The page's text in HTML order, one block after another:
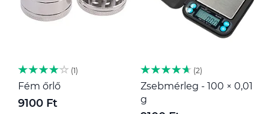
1
Fém őrlő
9100 Ft
2
Zsebmérleg - 100 × 0,01
g